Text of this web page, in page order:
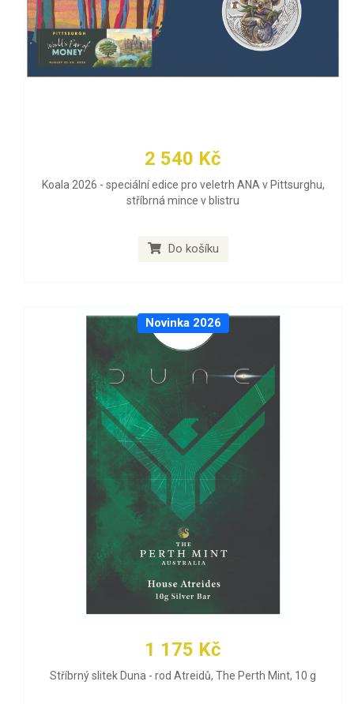
2 540 Kč
Koala 2026 - speciální edice pro veletrh ANA v Pittsurghu,
stříbrná mince v blistru
Do košíku
Novinka 2026
1 175 Kč
Stříbrný slitek Duna - rod Atreidů, The Perth Mint, 10 g